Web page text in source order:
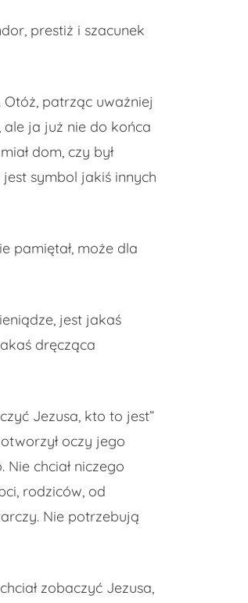
prestiż i szacunek
patrząc uważniej
ale ja już nie do końca
dom, czy był
symbol jakiś innych
pamiętał, może dla
jest jakaś
dręcząca
Jezusa, kto to jest”
oczy jego
Nie chciał niczego
rodziców, od
Nie potrzebują
zobaczyć Jezusa,